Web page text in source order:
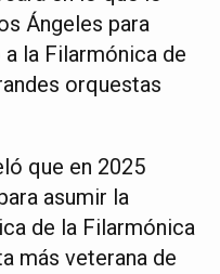
Ángeles para
la Filarmónica de
orquestas
que en 2025
asumir la
de la Filarmónica
más veterana de